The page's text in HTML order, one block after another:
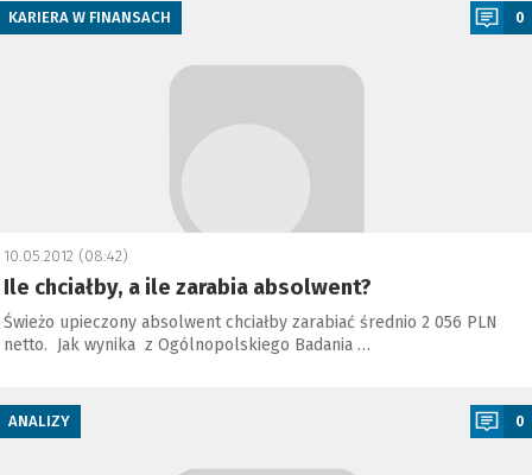
ANALIZY
KARIERA W FINANSACH 0
10.05.2012 (08:42)
Ile chciałby, a ile zarabia absolwent?
Świeżo upieczony absolwent chciałby zarabiać średnio 2 056 PLN
netto. Jak wynika z Ogólnopolskiego Badania …
ANALIZY 0